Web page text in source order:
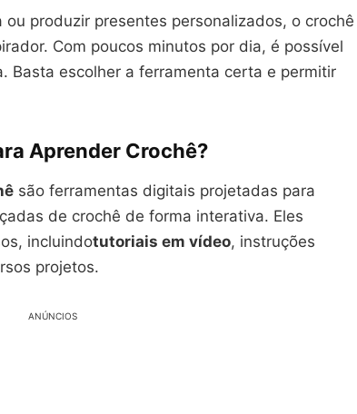
produzir presentes personalizados, o crochê
Com poucos minutos por dia, é possível
Basta escolher a ferramenta certa e permitir
Aprender Crochê?
são ferramentas digitais projetadas para
de crochê de forma interativa. Eles
incluindotutoriais em vídeo, instruções
projetos.
ANÚNCIOS